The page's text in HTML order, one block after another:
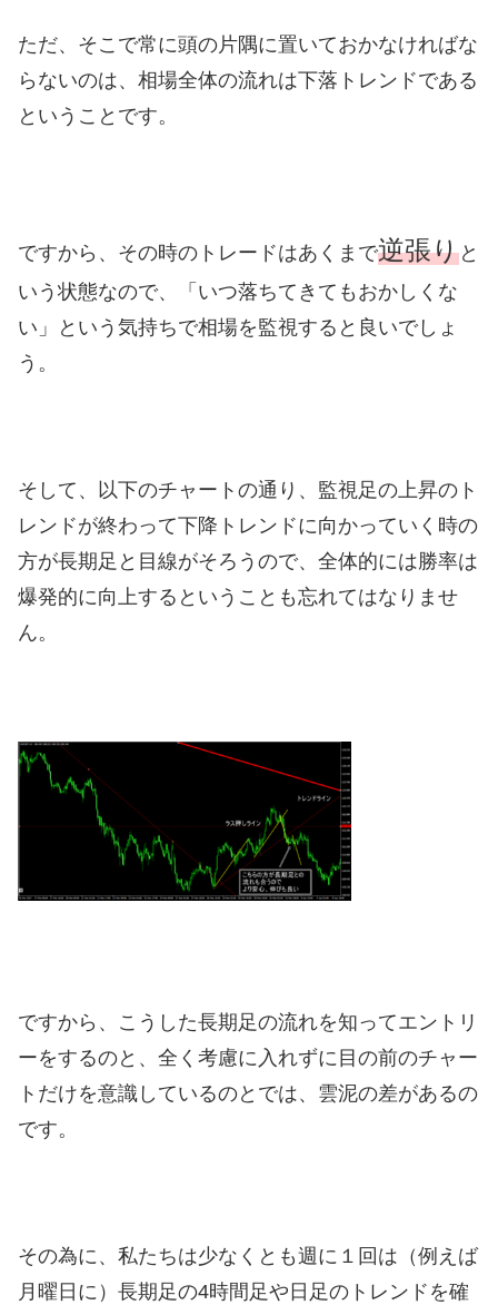
ただ、そこで常に頭の片隅に置いておかなければな
らないのは、相場全体の流れは下落トレンドである
ということです。
ですから、その時のトレードはあくまで逆張りと
いう状態なので、「いつ落ちてきてもおかしくな
い」という気持ちで相場を監視すると良いでしょ
う。
そして、以下のチャートの通り、監視足の上昇のト
レンドが終わって下降トレンドに向かっていく時の
方が長期足と目線がそろうので、全体的には勝率は
爆発的に向上するということも忘れてはなりませ
ん。
ですから、こうした長期足の流れを知ってエントリ
ーをするのと、全く考慮に入れずに目の前のチャー
トだけを意識しているのとでは、雲泥の差があるの
です。
その為に、私たちは少なくとも週に１回は（例えば
月曜日に）長期足の4時間足や日足のトレンドを確